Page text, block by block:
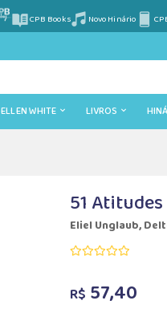
CPB Books Novo Hinário
ELLEN WHITE LIVROS
51
Eliel Unglaub,
R$ 57,40